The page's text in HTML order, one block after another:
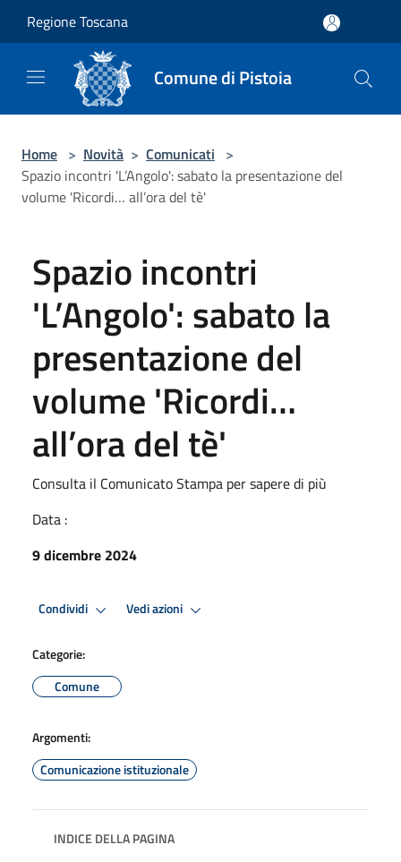
Regione Toscana
Comune di Pistoia
Home > Novità > Comunicati >
Spazio incontri 'L’Angolo': sabato la presentazione del
volume 'Ricordi… all’ora del tè'
Spazio incontri
'L’Angolo': sabato la
presentazione del
volume 'Ricordi…
all’ora del tè'
Consulta il Comunicato Stampa per sapere di più
Data :
9 dicembre 2024
Condividi Vedi azioni
Categorie:
Comune
Argomenti:
Comunicazione istituzionale
INDICE DELLA PAGINA